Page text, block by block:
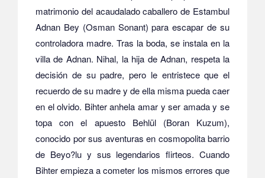
matrimonio del acaudalado caballero de Estambul
Adnan Bey (Osman Sonant) para escapar de su
controladora madre. Tras la boda, se instala en la
villa de Adnan. Nihal, la hija de Adnan, respeta la
decisión de su padre, pero le entristece que el
recuerdo de su madre y de ella misma pueda caer
en el olvido. Bihter anhela amar y ser amada y se
topa con el apuesto Behlül (Boran Kuzum),
conocido por sus aventuras en cosmopolita barrio
de Beyo?lu y sus legendarios flirteos. Cuando
Bihter empieza a cometer los mismos errores que